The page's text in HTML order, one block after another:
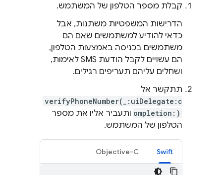
קבלת מספר הטלפון של המשתמש.
הדרישות המשפטיות משתנות, אבל
כדאי להודיע למשתמשים שאם הם
משתמשים בכניסה באמצעות הטלפון,
הם עשויים לקבל הודעת SMS לאימות,
ושחלים עליהם תעריפים רגילים.
תתקשר אל
verifyPhoneNumber(_:uiDelegate:c
ompletion:) ותעביר אליו את מספר
הטלפון של המשתמש.
Swift
Objective-C